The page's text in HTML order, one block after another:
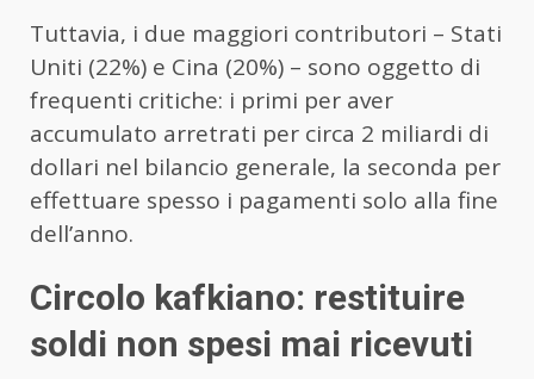
Tuttavia, i due maggiori contributori – Stati
Uniti (22%) e Cina (20%) – sono oggetto di
frequenti critiche: i primi per aver
accumulato arretrati per circa 2 miliardi di
dollari nel bilancio generale, la seconda per
effettuare spesso i pagamenti solo alla fine
dell’anno.
Circolo kafkiano: restituire
soldi non spesi mai ricevuti